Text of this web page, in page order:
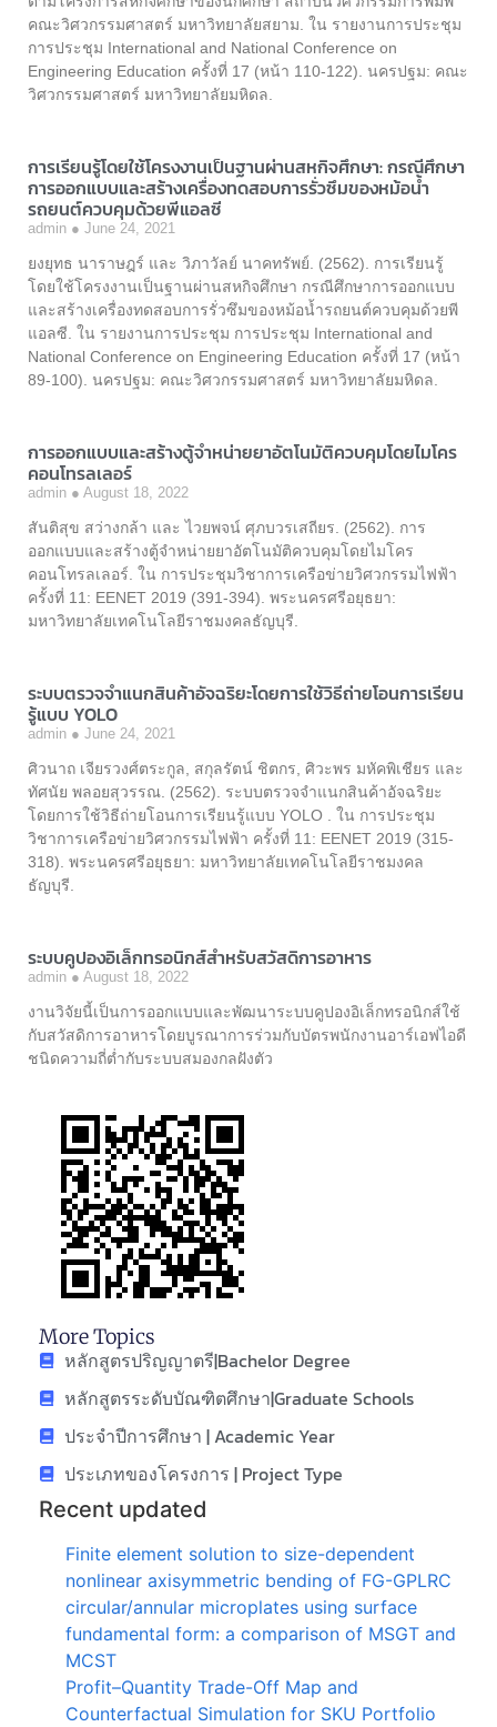
คณะวิศวกรรมศาสตร์ มหาวิทยาลัยสยาม. ใน รายงานการประชุม
การประชุม International and National Conference on
Engineering Education ครั้งที่ 17 (หน้า 110-122). นครปฐม: คณะ
วิศวกรรมศาสตร์ มหาวิทยาลัยมหิดล.
การเรียนรู้โดยใช้โครงงานเป็นฐานผ่านสหกิจศึกษา: กรณีศึกษา
การออกแบบและสร้างเครื่องทดสอบการรั่วซึมของหม้อน้ำ
รถยนต์ควบคุมด้วยพีแอลซี
admin June 24, 2021
ยงยุทธ นาราษฎร์ และ วิภาวัลย์ นาคทรัพย์. (2562). การเรียนรู้
โดยใช้โครงงานเป็นฐานผ่านสหกิจศึกษา กรณีศึกษาการออกแบบ
และสร้างเครื่องทดสอบการรั่วซึมของหม้อน้ำรถยนต์ควบคุมด้วยพี
แอลซี. ใน รายงานการประชุม การประชุม International and
National Conference on Engineering Education ครั้งที่ 17 (หน้า
89-100). นครปฐม: คณะวิศวกรรมศาสตร์ มหาวิทยาลัยมหิดล.
การออกแบบและสร้างตู้จำหน่ายยาอัตโนมัติควบคุมโดยไมโคร
คอนโทรลเลอร์
admin August 18, 2022
สันติสุข สว่างกล้า และ ไวยพจน์ ศุภบวรเสถียร. (2562). การ
ออกแบบและสร้างตู้จำหน่ายยาอัตโนมัติควบคุมโดยไมโคร
คอนโทรลเลอร์. ใน การประชุมวิชาการเครือข่ายวิศวกรรมไฟฟ้า
ครั้งที่ 11: EENET 2019 (391-394). พระนครศรีอยุธยา:
มหาวิทยาลัยเทคโนโลยีราชมงคลธัญบุรี.
ระบบตรวจจำแนกสินค้าอัจฉริยะโดยการใช้วิธีถ่ายโอนการเรียน
รู้แบบ YOLO
admin June 24, 2021
ศิวนาถ เจียรวงศ์ตระกูล, สกุลรัตน์ ชิตกร, ศิวะพร มหัคพิเชียร และ
ทัศนัย พลอยสุวรรณ. (2562). ระบบตรวจจำแนกสินค้าอัจฉริยะ
โดยการใช้วิธีถ่ายโอนการเรียนรู้แบบ YOLO . ใน การประชุม
วิชาการเครือข่ายวิศวกรรมไฟฟ้า ครั้งที่ 11: EENET 2019 (315-
318). พระนครศรีอยุธยา: มหาวิทยาลัยเทคโนโลยีราชมงคล
ธัญบุรี.
ระบบคูปองอิเล็กทรอนิกส์สำหรับสวัสดิการอาหาร
admin August 18, 2022
งานวิจัยนี้เป็นการออกแบบและพัฒนาระบบคูปองอิเล็กทรอนิกส์ใช้
กับสวัสดิการอาหารโดยบูรณาการร่วมกับบัตรพนักงานอาร์เอฟไอดี
ชนิดความถี่ต่ำกับระบบสมองกลฝังตัว
More Topics
หลักสูตรปริญญาตรี|Bachelor Degree
หลักสูตรระดับบัณฑิตศึกษา|Graduate Schools
ประจำปีการศึกษา | Academic Year
ประเภทของโครงการ | Project Type
Recent updated
Finite element solution to size-dependent
nonlinear axisymmetric bending of FG-GPLRC
circular/annular microplates using surface
fundamental form: a comparison of MSGT and
MCST
Profit–Quantity Trade-Off Map and
Counterfactual Simulation for SKU Portfolio